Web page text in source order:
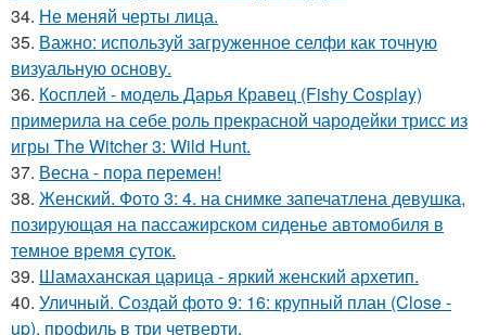
34. Не меняй черты лица.
35. Важно: используй загруженное селфи как точную
визуальную основу.
36. Косплей - модель Дарья Кравец (Fishy Cosplay)
примерила на себе роль прекрасной чародейки трисс из
игры The Witcher 3: Wild Hunt.
37. Весна - пора перемен!
38. Женский. Фото 3: 4. на снимке запечатлена девушка,
позирующая на пассажирском сиденье автомобиля в
темное время суток.
39. Шамаханская царица - яркий женский архетип.
40. Уличный. Создай фото 9: 16: крупный план (Close -
up), профиль в три четверти.